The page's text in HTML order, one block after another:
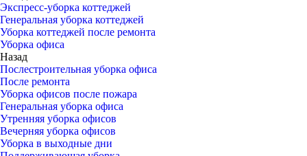
Экспресс-уборка коттеджей
Генеральная уборка коттеджей
Уборка коттеджей после ремонта
Уборка офиса
Назад
Послестроительная уборка офиса
После ремонта
Уборка офисов после пожара
Генеральная уборка офиса
Утренняя уборка офисов
Вечерняя уборка офисов
Уборка в выходные дни